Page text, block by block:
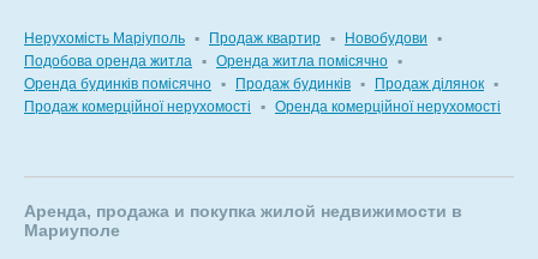
Нерухомість Маріуполь ▪ Продаж квартир ▪ Новобудови
▪
Подобова оренда житла
▪ Оренда житла помісячно ▪
Оренда будинків помісячно ▪ Продаж будинків ▪ Продаж ділянок ▪
Продаж комерційної нерухомості
▪ Оренда комерційної нерухомості
Аренда, продажа и покупка жилой недвижимости в
Мариуполе